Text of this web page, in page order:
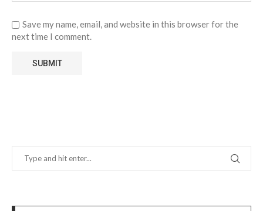
Save my name, email, and website in this browser for the
next time I comment.